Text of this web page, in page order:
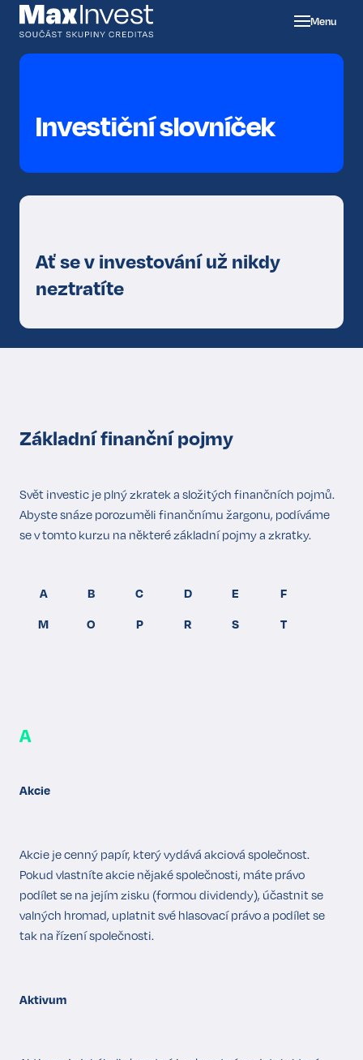
Menu
DIP
Investiční slovníček
Ať se v investování už nikdy
neztratíte
Základní finanční pojmy
Svět investic je plný zkratek a složitých finančních pojmů.
Abyste snáze porozuměli finančnímu žargonu, podíváme
se v tomto kurzu na některé základní pojmy a zkratky.
A B C D E
F
M
O P R S T
A
Akcie
Akcie je cenný papír, který vydává akciová společnost.
Pokud vlastníte akcie nějaké společnosti, máte právo
podílet se na jejím zisku (formou dividendy), účastnit se
valných hromad, uplatnit své hlasovací právo a podílet se
tak na řízení společnosti.
Aktivum